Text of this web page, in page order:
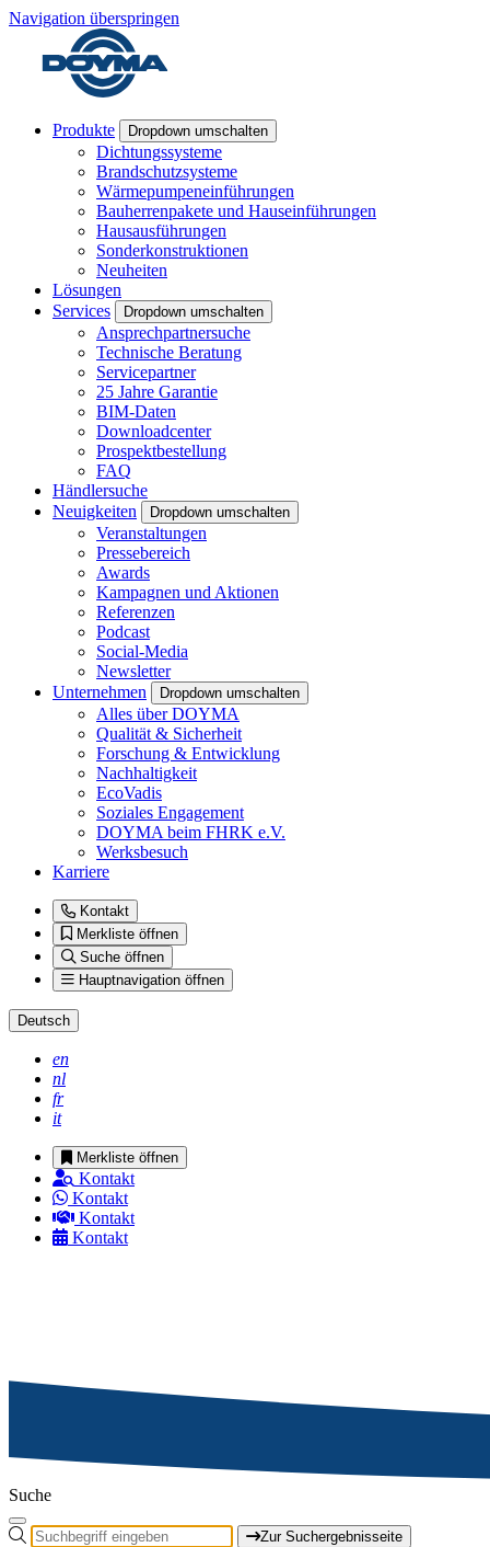
Navigation überspringen
Produkte Dropdown umschalten
Dichtungssysteme
Brandschutzsysteme
Wärmepumpeneinführungen
Bauherrenpakete und Hauseinführungen
Hausausführungen
Sonderkonstruktionen
Neuheiten
Lösungen
Services
Dropdown umschalten
Ansprechpartnersuche
Technische Beratung
Servicepartner
25 Jahre Garantie
BIM-Daten
Downloadcenter
Prospektbestellung
FAQ
Händlersuche
Neuigkeiten
Dropdown umschalten
Veranstaltungen
Pressebereich
Awards
Kampagnen und Aktionen
Referenzen
Podcast
Social-Media
Newsletter
Unternehmen
Dropdown umschalten
Alles über DOYMA
Qualität & Sicherheit
Forschung & Entwicklung
Nachhaltigkeit
EcoVadis
Soziales Engagement
DOYMA beim FHRK e.V.
Werksbesuch
Karriere
Kontakt
Merkliste öffnen
Suche öffnen
Hauptnavigation öffnen
Deutsch
en
nl
fr
it
Merkliste öffnen
Kontakt
Kontakt
Kontakt
Kontakt
Suche
Zur Suchergebnisseite